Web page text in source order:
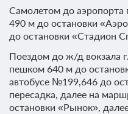
Самолетом до аэропорта
490 м до остановки
до остановки «Стадион
Поездом до ж/д вокзала
пешком 640 м до
автобусе №199,646 до
пересадка, далее на
остановки «Рынок»,